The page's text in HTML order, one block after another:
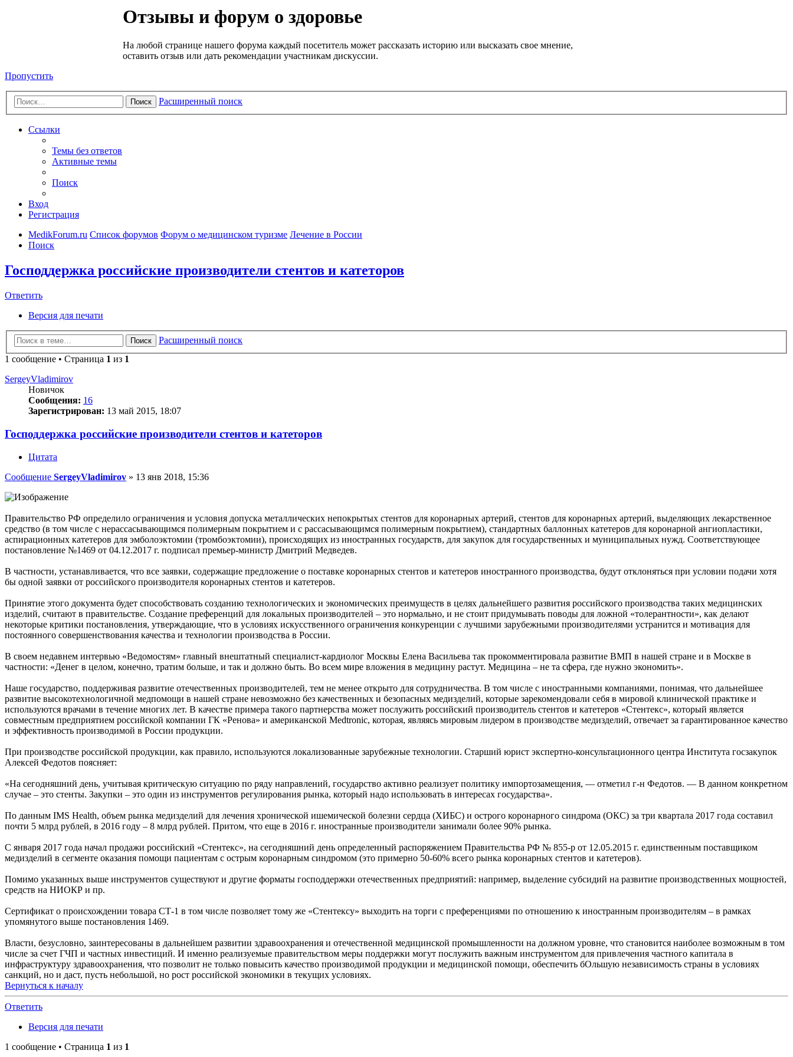
Отзывы и форум о здоровье
На любой странице нашего форума каждый посетитель может рассказать историю или высказать свое мнение,
оставить отзыв или дать рекомендации участникам дискуссии.
Пропустить
Поиск Расширенный поиск
Ссылки
Темы без ответов
Активные темы
Поиск
Вход
Регистрация
MedikForum.ru Список форумов Форум о медицинском туризме Лечение в России
Поиск
Господдержка российские производители стентов и катеторов
Ответить
Версия для печати
Поиск
Расширенный поиск
1 сообщение • Страница 1 из 1
SergeyVladimirov
Новичок
Сообщения: 16
Зарегистрирован: 13 май 2015, 18:07
Господдержка российские производители стентов и катеторов
Цитата
Сообщение SergeyVladimirov » 13 янв 2018, 15:36
Правительство РФ определило ограничения и условия допуска металлических непокрытых стентов для коронарных артерий, стентов для коронарных артерий, выделяющих лекарственное
средство (в том числе с нерассасывающимся полимерным покрытием и с рассасывающимся полимерным покрытием), стандартных баллонных катетеров для коронарной ангиопластики,
аспирационных катетеров для эмболоэктомии (тромбоэктомии), происходящих из иностранных государств, для закупок для государственных и муниципальных нужд. Соответствующее
постановление №1469 от 04.12.2017 г. подписал премьер-министр Дмитрий Медведев.
В частности, устанавливается, что все заявки, содержащие предложение о поставке коронарных стентов и катетеров иностранного производства, будут отклоняться при условии подачи хотя
бы одной заявки от российского производителя коронарных стентов и катетеров.
Принятие этого документа будет способствовать созданию технологических и экономических преимуществ в целях дальнейшего развития российского производства таких медицинских
изделий, считают в правительстве. Создание преференций для локальных производителей – это нормально, и не стоит придумывать поводы для ложной «толерантности», как делают
некоторые критики постановления, утверждающие, что в условиях искусственного ограничения конкуренции с лучшими зарубежными производителями устранится и мотивация для
постоянного совершенствования качества и технологии производства в России.
В своем недавнем интервью «Ведомостям» главный внештатный специалист-кардиолог Москвы Елена Васильева так прокомментировала развитие ВМП в нашей стране и в Москве в
частности: «Денег в целом, конечно, тратим больше, и так и должно быть. Во всем мире вложения в медицину растут. Медицина – не та сфера, где нужно экономить».
Наше государство, поддерживая развитие отечественных производителей, тем не менее открыто для сотрудничества. В том числе с иностранными компаниями, понимая, что дальнейшее
развитие высокотехнологичной медпомощи в нашей стране невозможно без качественных и безопасных медизделий, которые зарекомендовали себя в мировой клинической практике и
используются врачами в течение многих лет. В качестве примера такого партнерства может послужить российский производитель стентов и катетеров «Стентекс», который является
совместным предприятием российской компании ГК «Ренова» и американской Medtronic, которая, являясь мировым лидером в производстве медизделий, отвечает за гарантированное качество
и эффективность производимой в России продукции.
При производстве российской продукции, как правило, используются локализованные зарубежные технологии. Старший юрист экспертно-консультационного центра Института госзакупок
Алексей Федотов поясняет:
«На сегодняшний день, учитывая критическую ситуацию по ряду направлений, государство активно реализует политику импортозамещения, — отметил г-н Федотов. — В данном конкретном
случае – это стенты. Закупки – это один из инструментов регулирования рынка, который надо использовать в интересах государства».
По данным IMS Health, объем рынка медизделий для лечения хронической ишемической болезни сердца (ХИБС) и острого коронарного синдрома (ОКС) за три квартала 2017 года составил
почти 5 млрд рублей, в 2016 году – 8 млрд рублей. Притом, что еще в 2016 г. иностранные производители занимали более 90% рынка.
С января 2017 года начал продажи российский «Стентекс», на сегодняшний день определенный распоряжением Правительства РФ № 855-р от 12.05.2015 г. единственным поставщиком
медизделий в сегменте оказания помощи пациентам с острым коронарным синдромом (это примерно 50-60% всего рынка коронарных стентов и катетеров).
Помимо указанных выше инструментов существуют и другие форматы господдержки отечественных предприятий: например, выделение субсидий на развитие производственных мощностей,
средств на НИОКР и пр.
Сертификат о происхождении товара СТ-1 в том числе позволяет тому же «Стентексу» выходить на торги с преференциями по отношению к иностранным производителям – в рамках
упомянутого выше постановления 1469.
Власти, безусловно, заинтересованы в дальнейшем развитии здравоохранения и отечественной медицинской промышленности на должном уровне, что становится наиболее возможным в том
числе за счет ГЧП и частных инвестиций. И именно реализуемые правительством меры поддержки могут послужить важным инструментом для привлечения частного капитала в
инфраструктуру здравоохранения, что позволит не только повысить качество производимой продукции и медицинской помощи, обеспечить бОльшую независимость страны в условиях
санкций, но и даст, пусть небольшой, но рост российской экономики в текущих условиях.
Вернуться к началу
Ответить
Версия для печати
1 сообщение • Страница 1 из 1